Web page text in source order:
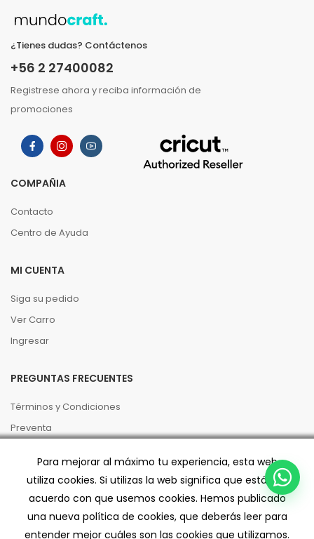
¿Tienes dudas? Contáctenos
+56 2 27400082
Registrese ahora y reciba información de
promociones
COMPAÑIA
Contacto
Centro de Ayuda
MI CUENTA
Siga su pedido
Ver Carro
Ingresar
PREGUNTAS FRECUENTES
Términos y Condiciones
Preventa
Código de buenas prácticas
Despacho/Retiro
Para mejorar al máximo tu experiencia, esta web
utiliza cookies. Si utilizas la web significa que estás de
acuerdo con que usemos cookies. Hemos publicado
una nueva política de cookies, que deberás leer para
entender mejor cuáles son las cookies que utilizamos.